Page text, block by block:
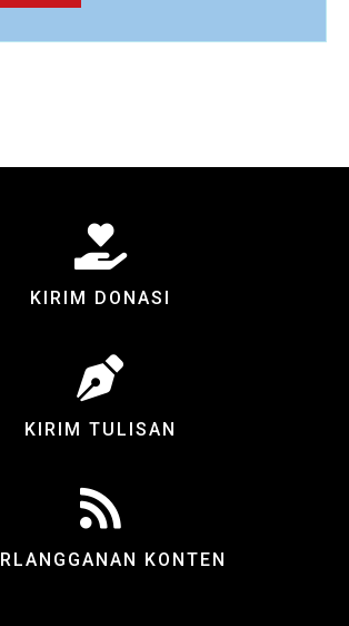
KIRIM DONASI
KIRIM TULISAN
KONTEN